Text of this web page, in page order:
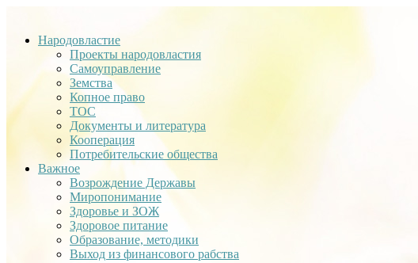
Народовластие
Проекты народовластия
Самоуправление
Земства
Копное право
ТОС
Документы и литература
Кооперация
Потребительские общества
Важное
Возрождение Державы
Миропонимание
Здоровье и ЗОЖ
Здоровое питание
Образование, методики
Выход из финансового рабства